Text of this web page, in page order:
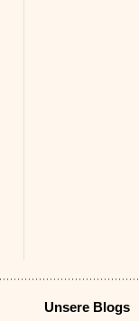
Unsere Blogs